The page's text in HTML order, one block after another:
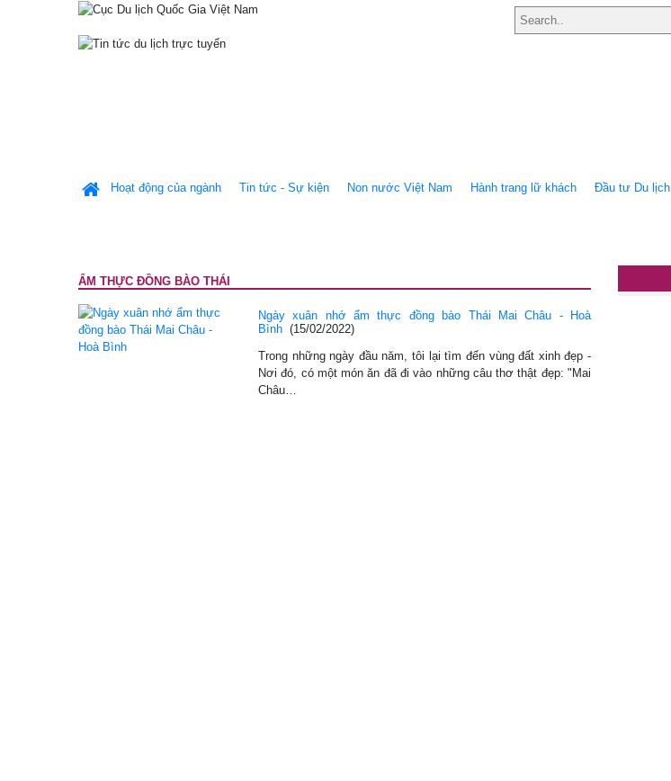
Hoạt động của ngành Tin tức - Sự kiện Non nước Việt Nam Hành trang lữ khách Ðầu tư Du lịch
ẨM THỰC ĐỒNG BÀO THÁI
Ngày xuân nhớ ẩm thực đồng bào Thái Mai Châu - Hoà
Bình (15/02/2022)
Trong những ngày đầu năm, tôi lại tìm đến vùng đất xinh đẹp -
Nơi đó, có một món ăn đã đi vào những câu thơ thật đẹp: "Mai
Châu…